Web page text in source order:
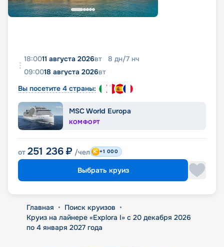
18:0011 августа 2026вт 8 дн/7 нч
09:0018 августа 2026вт
Вы посетите 4 страны:
MSC World Europa
КОМФОРТ
от 251 236 ₽ /чел +1 000
Выбрать круиз
Главная • Поиск круизов •
Круиз на лайнере «Explora I» с 20 декабря 2026
по 4 января 2027 года